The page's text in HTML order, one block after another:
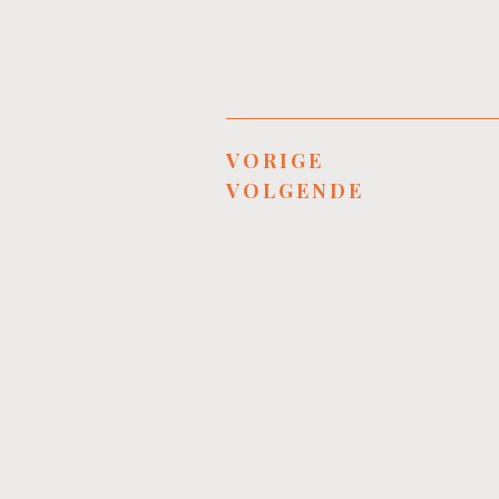
VORIGE
VOLGENDE